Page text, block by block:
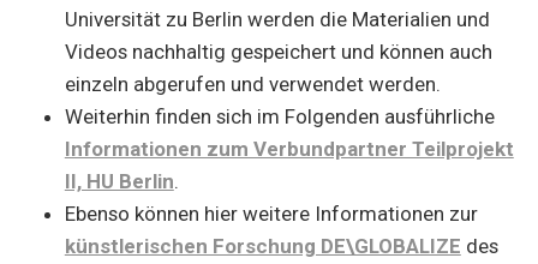
Universität zu Berlin werden die Materialien und
Videos nachhaltig gespeichert und können auch
einzeln abgerufen und verwendet werden.
Weiterhin finden sich im Folgenden ausführliche
Informationen zum Verbundpartner Teilprojekt
II, HU Berlin.
Ebenso können hier weitere Informationen zur
künstlerischen Forschung DE\GLOBALIZE des